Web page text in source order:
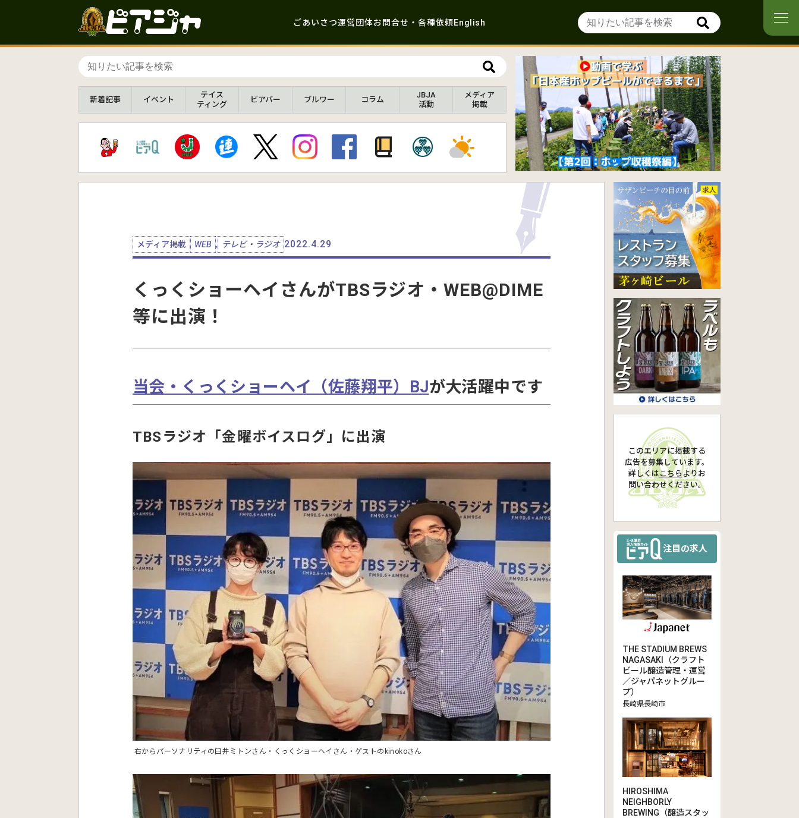
ごあいさつ運営団体お問合せ・各種依頼English
新着記事 イベント
テイス
ティング
ビアバー ブルワー コラム
JBJA
活動
メディア
掲載
メディア掲載 WEB , テレビ・ラジオ 2022.4.29
くっくショーヘイさんがTBSラジオ・WEB@DIME
等に出演！
当会・くっくショーヘイ（佐藤翔平）BJが大活躍中です
TBSラジオ「金曜ボイスログ」に出演
右からパーソナリティの臼井ミトンさん・くっくショーヘイさん・ゲストのkinokoさん
このエリアに掲載する
広告を募集しています。
詳しくは こちらより お
問い合わせください。
注目の求人
THE STADIUM BREWS
NAGASAKI（クラフト
ビール醸造管理・運営
／ジャパネットグルー
プ）
長崎県長崎市
HIROSHIMA
NEIGHBORLY
BREWING（醸造スタッ